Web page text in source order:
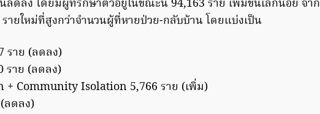
ดลง โดยมีผู้ที่รักษาตัวอยู่ในขณะนี้ 94,163 ราย เพิ่มขึ้นเล็กน้อย จาก
ายใหม่ที่สูงกว่าจำนวนผู้ที่หายป่วย-กลับบ้าน โดยแบ่งเป็น
ราย (ลดลง)
ราย (ลดลง)
+ Community Isolation 5,766 ราย (เพิ่ม)
ลดลง)